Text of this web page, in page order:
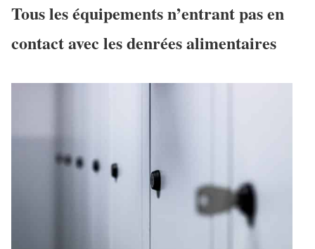
Tous les équipements n’entrant pas en
contact avec les denrées alimentaires